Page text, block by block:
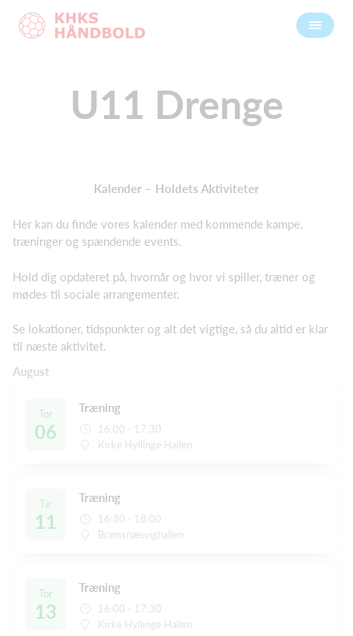
U11 Drenge
Kalender – Holdets Aktiviteter
Her kan du finde vores kalender med kommende kampe,
træninger og spændende events.
Hold dig opdateret på, hvornår og hvor vi spiller, træner og
mødes til sociale arrangementer.
Se lokationer, tidspunkter og alt det vigtige, så du altid er klar
til næste aktivitet.
August
Tor
06
Træning
16:00 - 17:30
Kirke Hyllinge Hallen
Tir
11
Træning
16:30 - 18:00
Bramsnæsvighallen
Tor
13
Træning
16:00 - 17:30
Kirke Hyllinge Hallen